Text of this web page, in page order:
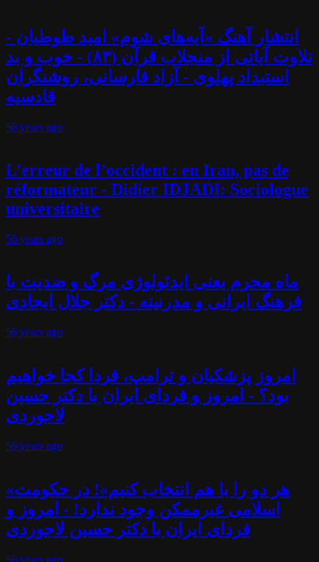
انتشار آهنگ «آیه‌های شوم» امید طوطیان -
تلاوت آیاتی از منجلاب قرآن (۸۳) - خوب و بد
استبداد پهلوی - آزاد فارسانی، روشنگران
قادسیه
56 years ago
L’erreur de l’occident : en Iran, pas de
réformateur - Didier IDJADI: Sociologue
universitaire
56 years ago
ماه محرم یعنی ایدئولوژی مرگ و ضدیت با
فرهنگ ایرانی و مدرنیته - دکتر جلال ایجادی
56 years ago
امروز پزشکیان و ترامپ، فردا کجا خواهیم
بود؟ - امروز و فردای ایران با دکتر حسین
لاجوردی
56 years ago
«هر دو را با هم انتخاب کنیم»! در حکومت
اسلامی غیرممکن وجود ندارد! - امروز و
فردای ایران با دکتر حسین لاجوردی
56 years ago